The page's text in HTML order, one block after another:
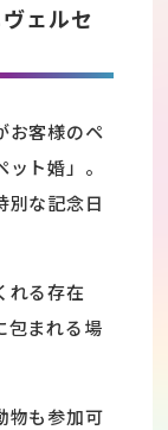
ェルセ
お客様のペ
ト婚」。
別な記念日
れる存在
包まれる場
物も参加可